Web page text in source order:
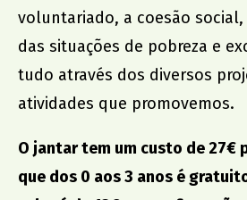
voluntariado, a coesão social,
das situações de pobreza e
tudo através dos diversos
atividades que promovemos.
O jantar tem um custo de 27€
que dos 0 aos 3 anos é